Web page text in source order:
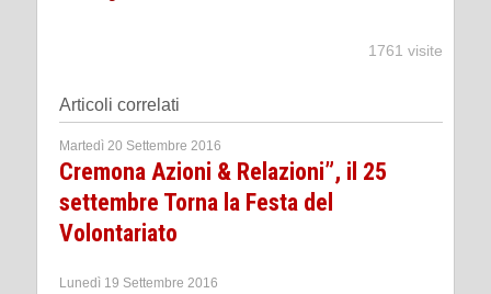
1761 visite
Articoli correlati
Martedì 20 Settembre 2016
Cremona Azioni & Relazioni”, il 25
settembre Torna la Festa del
Volontariato
Lunedì 19 Settembre 2016